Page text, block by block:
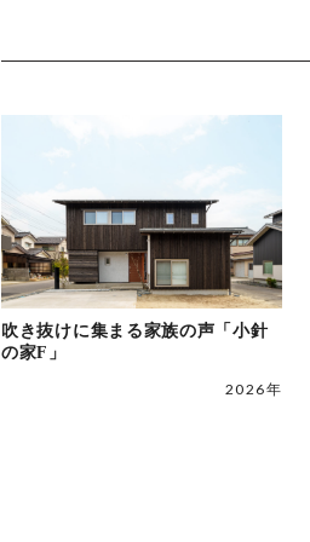
吹き抜けに集まる家族の声「小針
の家F」
2026年